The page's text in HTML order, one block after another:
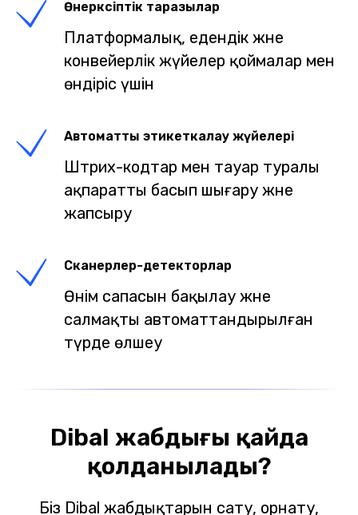
Өнеркәсіптік таразылар
Платформалық, едендік және
конвейерлік жүйелер қоймалар мен
өндіріс үшін
Автоматты этикеткалау жүйелері
Штрих-кодтар мен тауар туралы
ақпаратты басып шығару және
жапсыру
Сканерлер-детекторлар
Өнім сапасын бақылау және
салмақты автоматтандырылған
түрде өлшеу
Dibal жабдығы қайда
қолданылады?
Біз Dibal жабдықтарын сату, орнату,